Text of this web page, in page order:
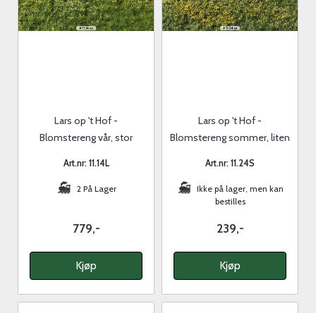
Lars op 't Hof -
Blomstereng vår, stor
Art.nr: 11.14L
2 På Lager
779,-
Kjøp
Lars op 't Hof -
Blomstereng sommer, liten
Art.nr: 11.24S
Ikke på lager, men kan
bestilles
239,-
Kjøp